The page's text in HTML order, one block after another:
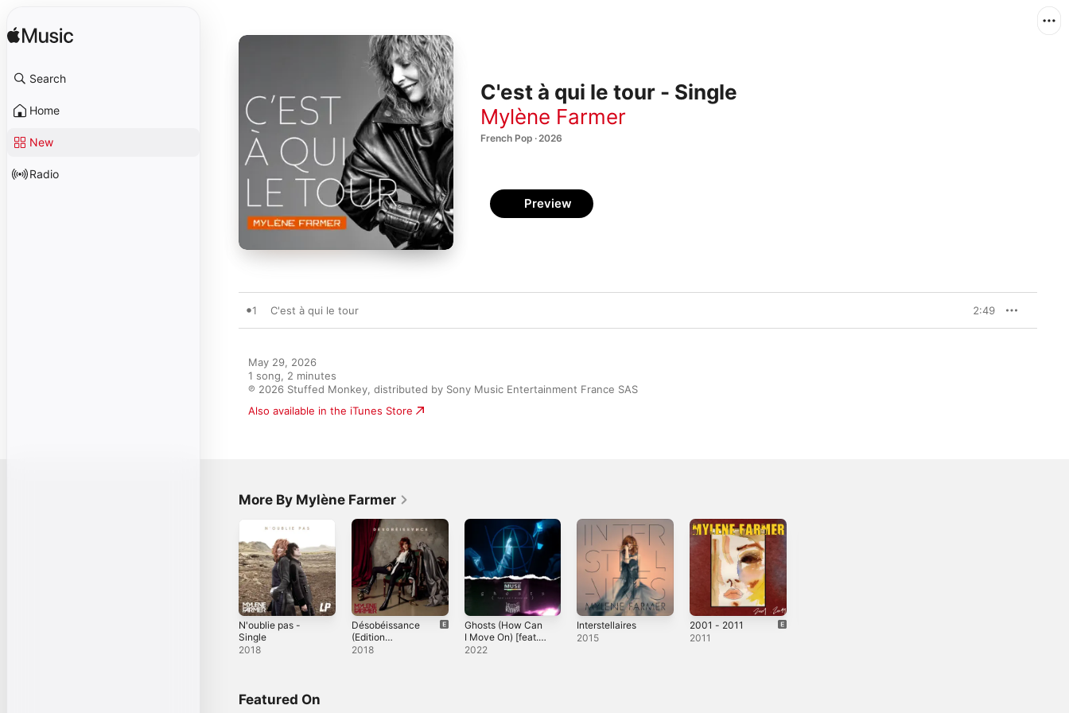
Search
Home
New
Radio
C'est à qui le tour - Single
Mylène Farmer
French Pop · 2026
Preview
1 C'est à qui le tour 2:49
May 29, 2026
1 song, 2 minutes
℗ 2026 Stuffed Monkey, distributed by Sony Music Entertainment France SAS
Also available in the iTunes Store
More By Mylène Farmer
N'oublie pas -
Single
2018
Désobéissance
(Edition
deluxe)
2018
Ghosts (How Can
I Move On) [feat.
Mylène Farmer] -
2022
Interstellaires
2015
2001 - 2011
2011
Featured On